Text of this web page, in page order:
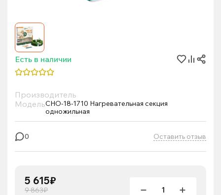
Есть в наличии
Производитель
МодельСНО-18-1710 Нагревательная секция
одножильная
0 Оставить отзыв
5 615₽
9 863₽